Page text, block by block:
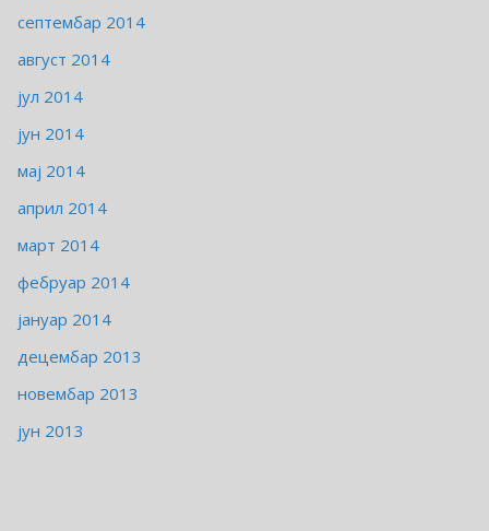
септембар 2014
август 2014
јул 2014
јун 2014
мај 2014
април 2014
март 2014
фебруар 2014
јануар 2014
децембар 2013
новембар 2013
јун 2013